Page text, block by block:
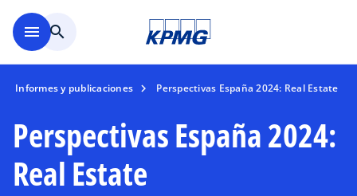
menu search
Informes y publicaciones Perspectivas España 2024: Real Estate
Perspectivas España 2024:
Real Estate